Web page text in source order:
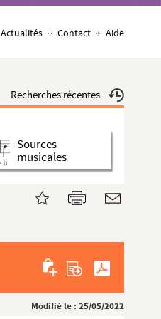
Actualités Contact Aide
Recherches récentes
Sources
musicales
Modifié le : 25/05/2022